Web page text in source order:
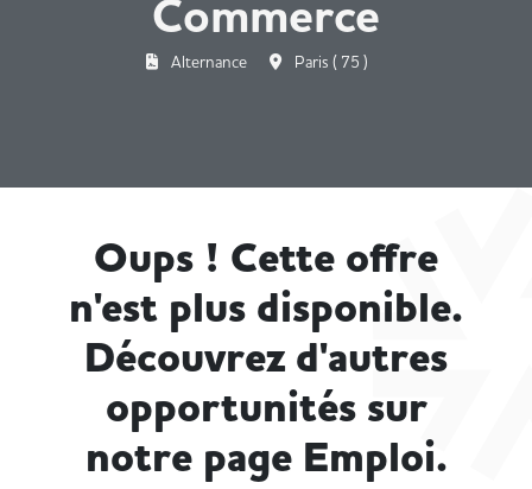
Commerce
Alternance Paris ( 75 )
Oups ! Cette offre
n'est plus disponible.
Découvrez d'autres
opportunités sur
notre page Emploi.